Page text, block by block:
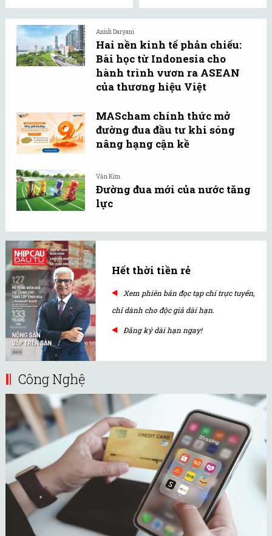
Anish Daryani
Hai nền kinh tế phản chiếu:
Bài học từ Indonesia cho
hành trình vươn ra ASEAN
của thương hiệu Việt
MAScham chính thức mở
đường đua đầu tư khi sóng
nâng hạng cận kề
Văn Kim
Đường đua mới của nước tăng
lực
Hết thời tiền rẻ
Xem phiên bản đọc tạp chí trực tuyến,
chỉ dành cho độc giả dài hạn.
Đăng ký dài hạn ngay!
Công Nghệ